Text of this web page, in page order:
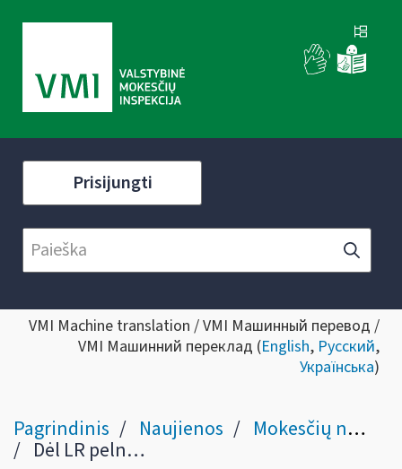
Prisijungti
VMI Machine translation / VMI Машинный перевод /
VMI Машинний переклад (English, Русский,
Українська)
Pagrindinis Naujienos Mokesčių naujienos
Dėl LR pelno mokesčio įstatymo 37-1 straipsnio ir 53 straipsnio 2 dalies apibendrinto paaiškinimo (komentaro)